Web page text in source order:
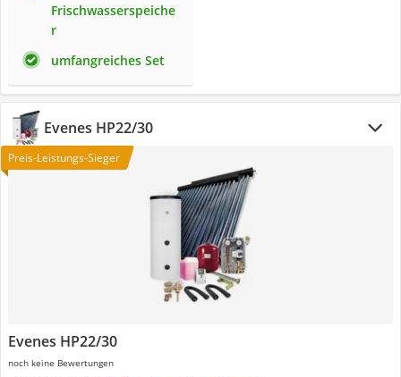
Frischwasserspeiche
r
umfangreiches Set
Evenes HP22/30
Preis-Leistungs-Sieger
Evenes HP22/30
noch keine Bewertungen